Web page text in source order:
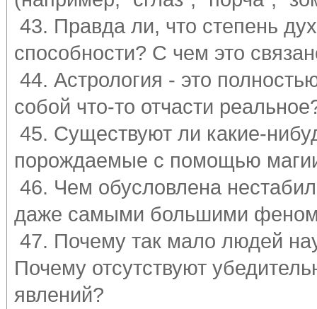
43. Правда ли, что степень
способности? С чем это
44. Астрология - это
собой что-то отчасти
45. Существуют ли какие-
порождаемые с помощью
46. Чем обусловлена
даже самыми большими
47. Почему так мало людей
Почему отсутствуют
явлений?